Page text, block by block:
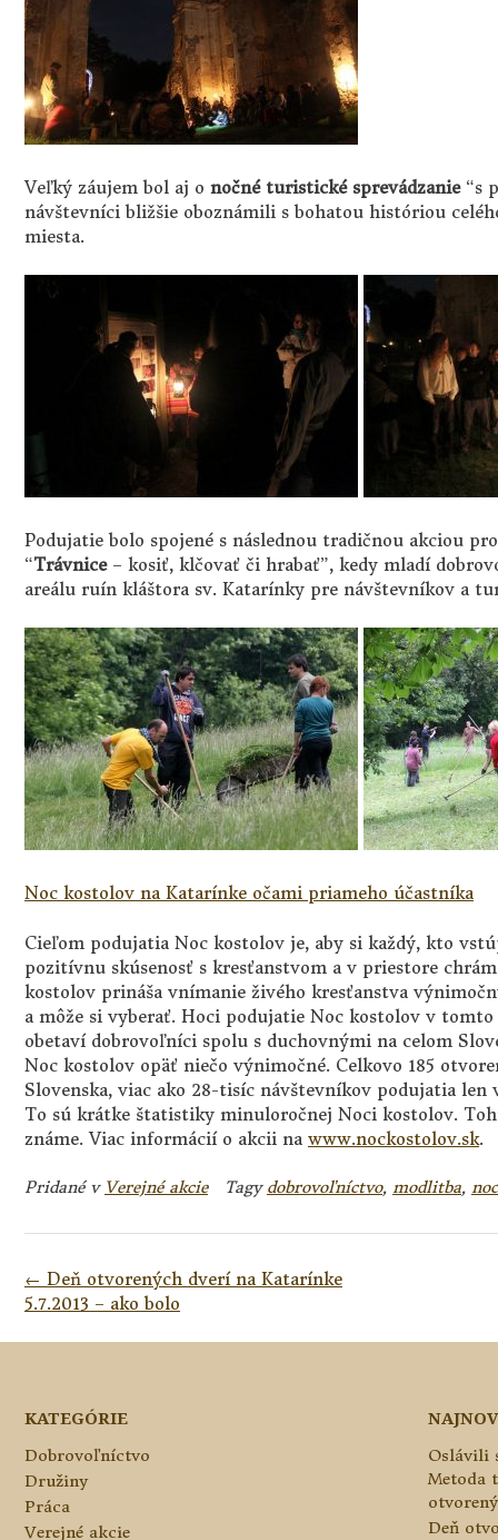
Veľký záujem bol aj o nočné turistické sprevádzanie“s
návštevníci bližšie oboznámili s bohatou históriou
miesta.
Podujatie bolo spojené s následnou tradičnou akciou
“Trávnice– kosiť, klčovať či hrabať”, kedy mladí
areálu ruín kláštora sv. Katarínky pre návštevníkov a
Noc kostolov na Katarínke očami priameho účastníka
Cieľom podujatia Noc kostolov je, aby si každý, kto
pozitívnu skúsenosť s kresťanstvom a v priestore
kostolov prináša vnímanie živého kresťanstva
a môže si vyberať. Hoci podujatie Noc kostolov v
obetaví dobrovoľníci spolu s duchovnými na celom
Noc kostolov opäť niečo výnimočné. Celkovo 185
Slovenska, viac ako 28-tisíc návštevníkov podujatia len
To sú krátke štatistiky minuloročnej Noci kostolov.
známe. Viac informácií o akcii na www.nockostolov.sk.
Pridané v Verejné akcie Tagy dobrovoľníctvo, modlitba, noc
Navigácia
v
← Deň otvorených dverí na Katarínke
5.7.2013 – ako bolo
KATEGÓRIE
Dobrovoľníctvo
Družiny
Práca
Verejné akcie
Oslávili
Metoda
Deň